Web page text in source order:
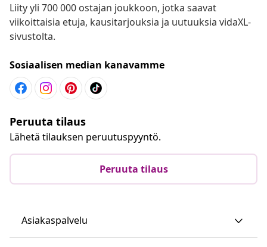
Liity yli 700 000 ostajan joukkoon, jotka saavat
viikoittaisia etuja, kausitarjouksia ja uutuuksia vidaXL-
sivustolta.
Sosiaalisen median kanavamme
Peruuta tilaus
Lähetä tilauksen peruutuspyyntö.
Peruuta tilaus
Asiakaspalvelu